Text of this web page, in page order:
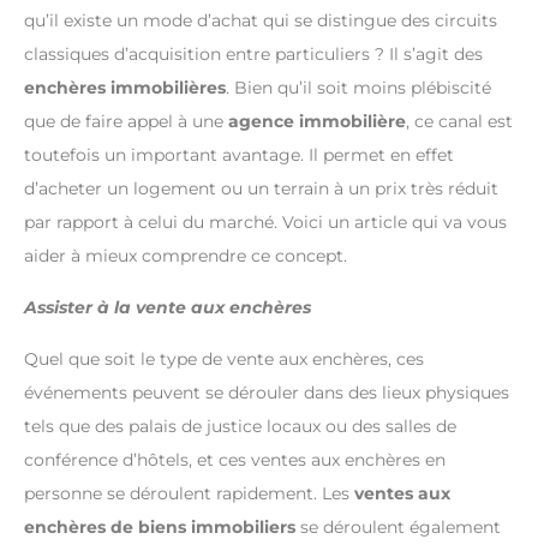
qu’il existe un mode d’achat qui se distingue des circuits
classiques d’acquisition entre particuliers ? Il s’agit des
enchères immobilières. Bien qu’il soit moins plébiscité
que de faire appel à une agence immobilière, ce canal est
toutefois un important avantage. Il permet en effet
d’acheter un logement ou un terrain à un prix très réduit
par rapport à celui du marché. Voici un article qui va vous
aider à mieux comprendre ce concept.
Assister à la vente aux enchères
Quel que soit le type de vente aux enchères, ces
événements peuvent se dérouler dans des lieux physiques
tels que des palais de justice locaux ou des salles de
conférence d’hôtels, et ces ventes aux enchères en
personne se déroulent rapidement. Les ventes aux
enchères de biens immobiliers se déroulent également